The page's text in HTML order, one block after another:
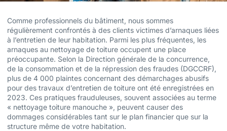
Comme professionnels du bâtiment, nous sommes
régulièrement confrontés à des clients victimes d’arnaques liées
à l’entretien de leur habitation. Parmi les plus fréquentes, les
arnaques au nettoyage de toiture occupent une place
préoccupante. Selon la Direction générale de la concurrence,
de la consommation et de la répression des fraudes (DGCCRF),
plus de 4 000 plaintes concernant des démarchages abusifs
pour des travaux d’entretien de toiture ont été enregistrées en
2023. Ces pratiques frauduleuses, souvent associées au terme
« nettoyage toiture manouche », peuvent causer des
dommages considérables tant sur le plan financier que sur la
structure même de votre habitation.